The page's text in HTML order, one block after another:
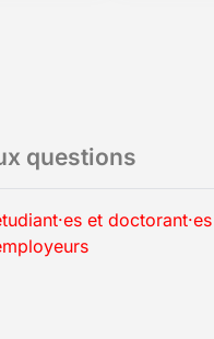
questions
et doctorant·es